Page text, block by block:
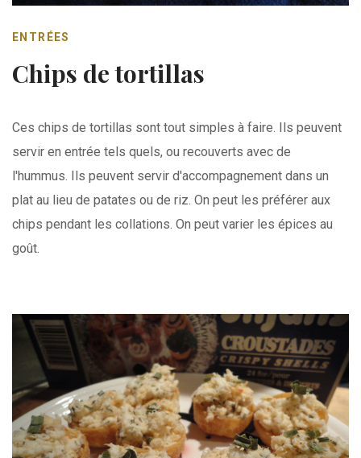
ENTRÉES
Chips de tortillas
Ces chips de tortillas sont tout simples à faire. Ils peuvent
servir en entrée tels quels, ou recouverts avec de
l'hummus. Ils peuvent servir d'accompagnement dans un
plat au lieu de patates ou de riz. On peut les préférer aux
chips pendant les collations. On peut varier les épices au
goût.